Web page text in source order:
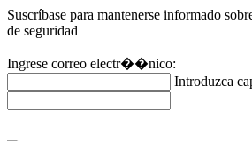
Suscríbase para mantenerse informado
de seguridad
Ingrese correo electr��nico:
Introduzca